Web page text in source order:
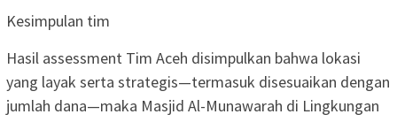
Kesimpulan tim
Hasil assessment Tim Aceh disimpulkan bahwa lokasi
yang layak serta strategis—termasuk disesuaikan dengan
jumlah dana—maka Masjid Al-Munawarah di Lingkungan